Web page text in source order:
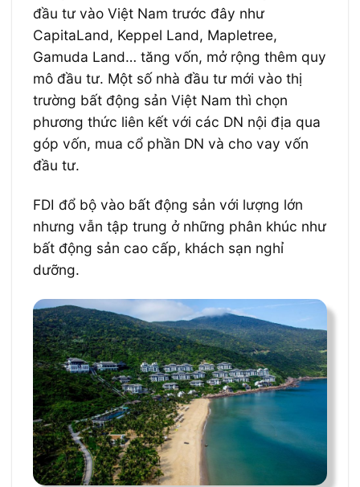
đầu tư vào Việt Nam trước đây như
CapitaLand, Keppel Land, Mapletree,
Gamuda Land… tăng vốn, mở rộng thêm quy
mô đầu tư. Một số nhà đầu tư mới vào thị
trường bất động sản Việt Nam thì chọn
phương thức liên kết với các DN nội địa qua
góp vốn, mua cổ phần DN và cho vay vốn
đầu tư.
FDI đổ bộ vào bất động sản với lượng lớn
nhưng vẫn tập trung ở những phân khúc như
bất động sản cao cấp, khách sạn nghỉ
dưỡng.